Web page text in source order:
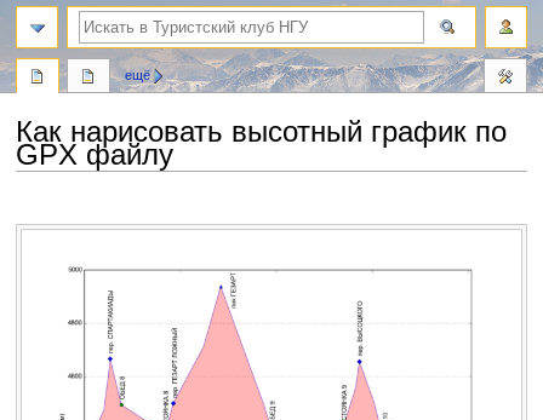
Как нарисовать высотный график по
GPX файлу
к
к
ещё
поиск